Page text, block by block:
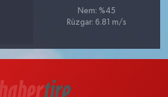
Nem: %45
Rüzgar: 6.81 m/s